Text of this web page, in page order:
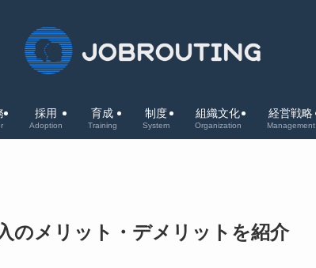
採用
Adoption
育成
Training
制度
System
組織文化
Organization
経営戦略
Management
のメリット・デメリットを紹介